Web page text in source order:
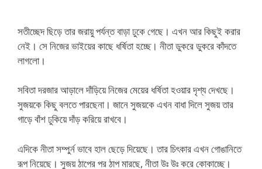
সতীচ্ছেদ ছিড়ে তার জরায়ু পর্যন্ত বাড়া ঢুকে গেছে। এখন আর কিছুই করার
নেই। সে নিজের ভাইয়ের কাছে ধর্ষিতা হচ্ছে। নীতা ডুকরে ডুকরে কাঁদতে
লাগলো।
সবিতা দরজার আড়ালে দাঁড়িয়ে নিজের মেয়ের ধর্ষিতা হওয়ার দৃশ্য দেখছে।
সুজয়কে কিছু বলতে পারছেনা। জানে সুজয়কে এখন বাধা দিলে সুজয় তার
গাড়ে বাঁশ ঢুকিয়ে দাঁড় করিয়ে রাখবে।
এদিকে নীতা সম্পুর্ন ভাবে হাল ছেড়ে দিয়েছে। তার চিৎকার এখন গোঙানিতে
রূপ নিয়েছে। সুজয় ঠাপের পর ঠাপ মারছে, নীতা উঃ উঃ করে কোকাচ্ছে।